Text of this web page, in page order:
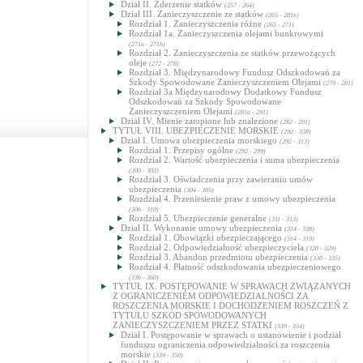
Dział II. Zderzenie statków (257 - 264)
Dział III. Zanieczyszczenie ze statków (265 - 281e)
Rozdział 1. Zanieczyszczenia różne (265 - 271)
Rozdział 1a. Zanieczyszczenia olejami bunkrowymi
(271a - 271h)
Rozdział 2. Zanieczyszczenia ze statków przewożących
oleje (272 - 278)
Rozdział 3. Międzynarodowy Fundusz Odszkodowań za
Szkody Spowodowane Zanieczyszczeniem Olejami (279 - 281)
Rozdział 3a Międzynarodowy Dodatkowy Fundusz
Odszkodowań za Szkody Spowodowane
Zanieczyszczeniem Olejami (281a - 291)
Dział IV. Mienie zatopione lub znalezione (282 - 291)
TYTUŁ VIII. UBEZPIECZENIE MORSKIE (292 - 338)
Dział I. Umowa ubezpieczenia morskiego (292 - 313)
Rozdział 1. Przepisy ogólne (292 - 299)
Rozdział 2. Wartość ubezpieczenia i suma ubezpieczenia
(300 - 303)
Rozdział 3. Oświadczenia przy zawieraniu umów
ubezpieczenia (304 - 305)
Rozdział 4. Przeniesienie praw z umowy ubezpieczenia
(306 - 310)
Rozdział 5. Ubezpieczenie generalne (311 - 313)
Dział II. Wykonanie umowy ubezpieczenia (314 - 338)
Rozdział 1. Obowiązki ubezpieczającego (314 - 319)
Rozdział 2. Odpowiedzialność ubezpieczyciela (320 - 329)
Rozdział 3. Abandon przedmiotu ubezpieczenia (330 - 335)
Rozdział 4. Płatność odszkodowania ubezpieczeniowego
(336 - 360)
TYTUŁ IX. POSTĘPOWANIE W SPRAWACH ZWIĄZANYCH
Z OGRANICZENIEM ODPOWIEDZIALNOŚCI ZA
ROSZCZENIA MORSKIE I DOCHODZENIEM ROSZCZEŃ Z
TYTUŁU SZKÓD SPOWODOWANYCH
ZANIECZYSZCZENIEM PRZEZ STATKI (339 - 354)
Dział I. Postępowanie w sprawach o ustanowienie i podział
funduszu ograniczenia odpowiedzialności za roszczenia
morskie (339 - 350)